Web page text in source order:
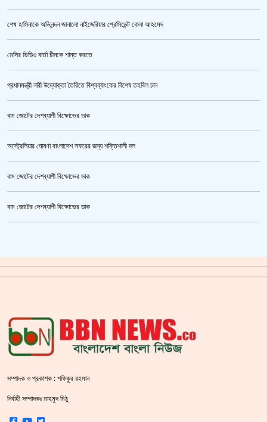
পুলিশ কোনো বিশেষ দলের বা গোষ্ঠীর লাঠিয়াল বাহিনী নয় : স্বরাষ্ট্রমন্ত্রী
শেখ হাসিনাকে অভিনন্দন জানালো নাইজেরিয়ার প্রেসিডেন্ট বোলা আহমেদ
মেসির ভিডিও বার্তা চীনকে শান্ত করতে
প্রধানমন্ত্রী নারী উদ্যোক্তা তৈরিতে বিশ্বব্যাংকের বিশেষ তহবিল চান
বাম জোটের দেশব্যাপী বিক্ষোভের ডাক
অস্ট্রেলিয়ার ঘোষণা বাংলাদেশ সফরের জন্য শক্তিশালী দল
বাম জোটের দেশব্যাপী বিক্ষোভের ডাক
বাম জোটের দেশব্যাপী বিক্ষোভের ডাক
গাজীপুর মহাসড়ক অবরোধ,সিটি করপোরেশনের গাড়ি চাপায় শ্রমিক নিহত
জাল ভিসায় ইউরোপে মানুষ পাঠানোর অভিযোগে,শাহজালাল থেকে গ্রেপ্তার পাঁচজন
‘শ্লীলতাহানির সত্যতা’ মিলেছে শিক্ষক মুরাদের বিরুদ্ধে
স্বরাষ্ট্রমন্ত্রীর হুঁশিয়ারি বিএনপিকে ক‌ঠোর হ‌স্তে দমন করা হবে :
সম্পাদক ও প্রকাশক : শফিকুর রহমান
নির্বাহী সম্পাদকঃ মাহমুদ মিঠু